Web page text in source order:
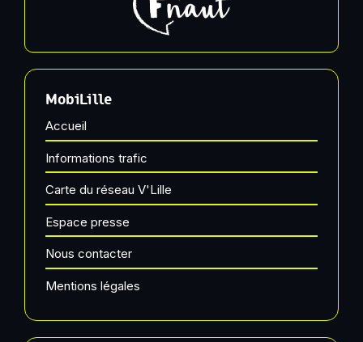
MobiLille
Accueil
Informations trafic
Carte du réseau V'Lille
Espace presse
Nous contacter
Mentions légales